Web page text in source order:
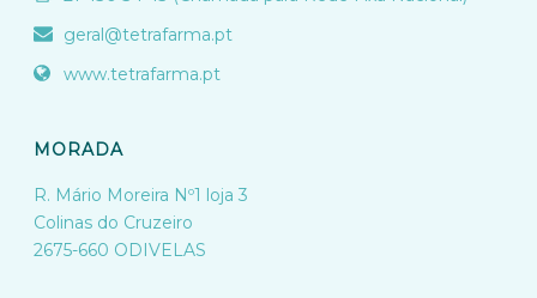
geral@tetrafarma.pt
www.tetrafarma.pt
MORADA
R. Mário Moreira Nº1 loja 3
Colinas do Cruzeiro
2675-660 ODIVELAS